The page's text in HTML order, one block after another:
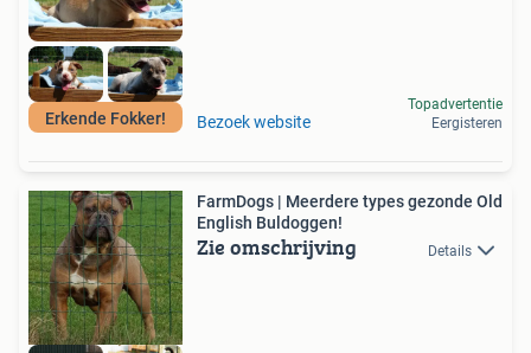
Erkende Fokker! Bezoek website
Topadvertentie
Eergisteren
FarmDogs | Meerdere types gezonde Old
English Buldoggen!
Zie omschrijving Details